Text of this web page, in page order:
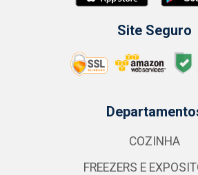
Site Seguro
COZINHA
FREEZERS E